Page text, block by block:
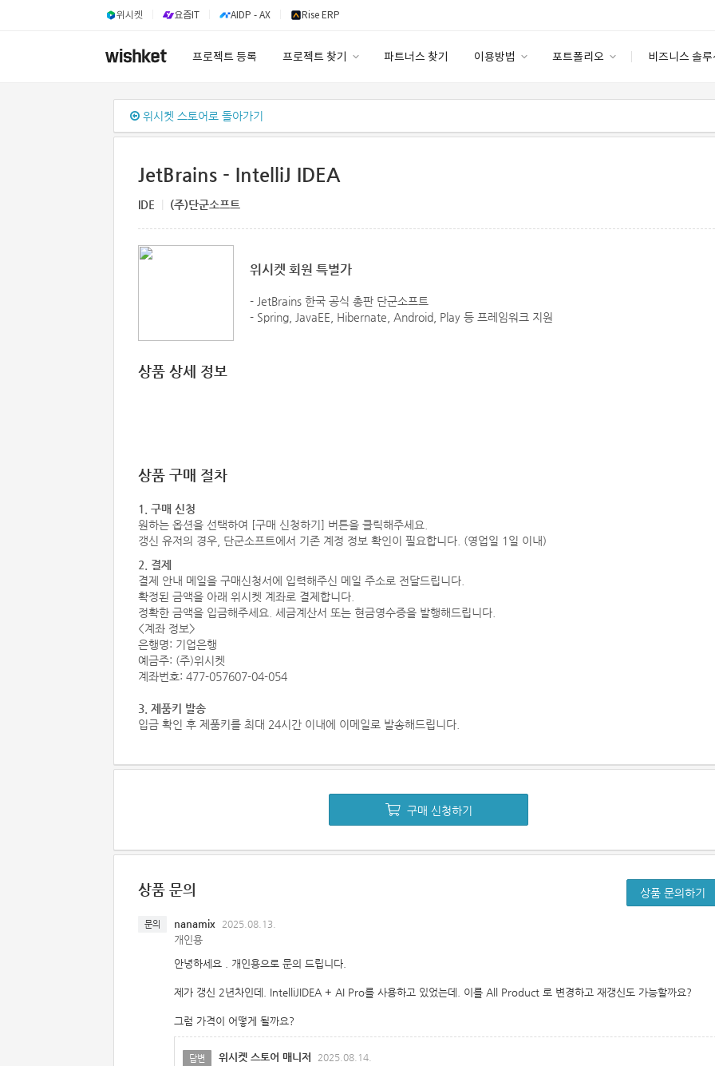
위시켓 요즘IT AIDP - AX Rise ERP
프로젝트 등록 프로젝트 찾기 파트너스 찾기 이용방법 포트폴리오 비즈니스 솔
위시켓 스토어로 돌아가기
JetBrains - IntelliJ IDEA
IDE (주)단군소프트
위시켓 회원 특별가
- JetBrains 한국 공식 총판 단군소프트
- Spring, JavaEE, Hibernate, Android, Play 등 프레임워크 지원
상품 상세 정보
상품 구매 절차
1. 구매 신청
원하는 옵션을 선택하여 [구매 신청하기] 버튼을 클릭해주세요.
갱신 유저의 경우, 단군소프트에서 기존 계정 정보 확인이 필요합니다. (영업일 1일 이내)
2. 결제
결제 안내 메일을 구매신청서에 입력해주신 메일 주소로 전달드립니다.
확정된 금액을 아래 위시켓 계좌로 결제합니다.
정확한 금액을 입금해주세요. 세금계산서 또는 현금영수증을 발행해드립니다.
<계좌 정보>
은행명: 기업은행
예금주: (주)위시켓
계좌번호: 477-057607-04-054
3. 제품키 발송
입금 확인 후 제품키를 최대 24시간 이내에 이메일로 발송해드립니다.
구매 신청하기
상품 문의 상품 문의하기
문의 nanamix 2025.08.13.
개인용
안녕하세요 . 개인용으로 문의 드립니다.
제가 갱신 2년차인데. IntelliJIDEA + AI Pro를 사용하고 있었는데. 이를 All Product 로 변경하고 재갱신도 가능할까요?
그럼 가격이 어떻게 될까요?
답변 위시켓 스토어 매니저 2025.08.14.